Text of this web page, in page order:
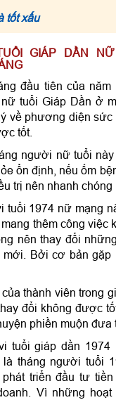
tốt xấu
GIÁP DẦN NỮ
đầu tiên của
tuổi Giáp Dần ở
về phương diện sức
tốt.
người nữ tuổi
ổn định, nếu ốm
trị nên nhanh chóng
tuổi 1974 nữ mạng
thêm công việc
nên thay đổi
mới. Bởi cơ bản gặp
thành viên trong
đổi không được
phiền muộn đưa
tuổi giáp dần 1974
là tháng người tuổi
triển đầu tư
Vì những hoạt